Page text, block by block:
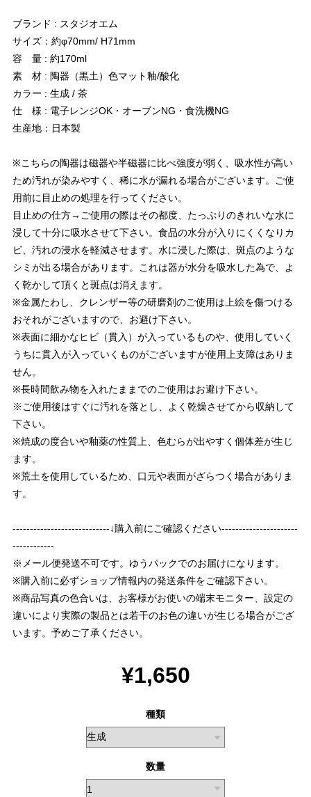
ブランド : スタジオエム
サイズ：約φ70mm/ H71mm
容 量 : 約170ml
素 材 : 陶器（黒土）色マット釉/酸化
カラー : 生成 / 茶
仕 様 : 電子レンジOK・オーブンNG・食洗機NG
生産地：日本製
※こちらの陶器は磁器や半磁器に比べ強度が弱く、吸水性が高い
ため汚れが染みやすく、稀に水が漏れる場合がございます。ご使
用前に目止めの処理を行ってください。
目止めの仕方→ご使用の際はその都度、たっぷりのきれいな水に
浸して十分に吸水させて下さい。食品の水分が入りにくくなりカ
ビ、汚れの浸水を軽減させます。水に浸した際は、斑点のような
シミが出る場合があります。これは器が水分を吸水した為で、よ
く乾かして頂くと斑点は消えます。
※金属たわし、クレンザー等の研磨剤のご使用は上絵を傷つける
おそれがございますので、お避け下さい。
※表面に細かなヒビ（貫入）が入っているものや、使用していく
うちに貫入が入っていくものがございますが使用上支障はありま
せん。
※長時間飲み物を入れたままでのご使用はお避け下さい。
※ご使用後はすぐに汚れを落とし、よく乾燥させてから収納して
下さい。
※焼成の度合いや釉薬の性質上、色むらが出やすく個体差が生じ
ます。
※荒土を使用しているため、口元や表面がざらつく場合がありま
す。
----------------------------↓購入前にご確認ください----------------------
------------
※メール便発送不可です。ゆうパックでのお届けになります。
※購入前に必ずショップ情報内の発送条件をご確認下さい。
※商品写真の色合いは、お客様がお使いの端末モニター、設定の
違いにより実際の製品とは若干のお色の違いが生じる場合がござ
います。予めご了承ください。
¥1,650
種類
数量